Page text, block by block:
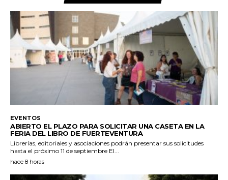
EVENTOS
ABIERTO EL PLAZO PARA SOLICITAR UNA CASETA EN LA
FERIA DEL LIBRO DE FUERTEVENTURA
Librerías, editoriales y asociaciones podrán presentar sus solicitudes
hasta el próximo 11 de septiembre El...
hace 8 horas